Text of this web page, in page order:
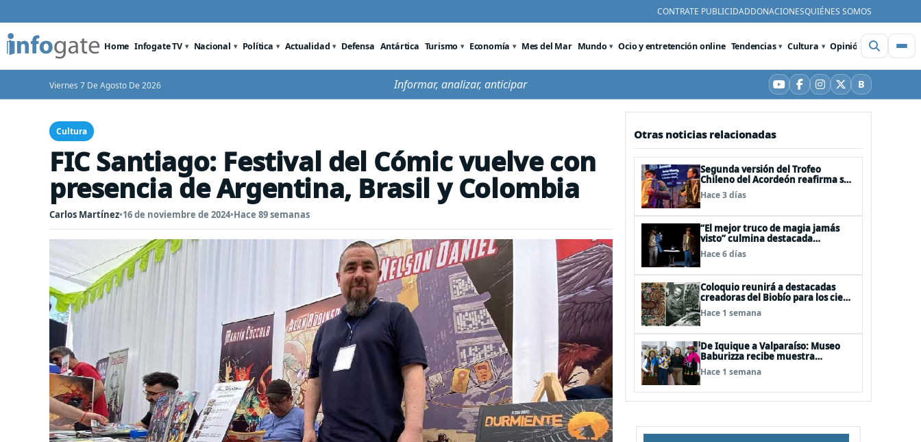
CONTRATE PUBLICIDADDONACIONESQUIÉNES SOMOS
Home Infogate TV Nacional Política Actualidad Defensa Antártica Turismo Economía Mes del Mar Mundo Ocio y entretención online Tendencias Cultura Opinión Videos
Viernes 7 De Agosto De 2026 Informar, analizar, anticipar YouTube
Facebook
Instagram
X BBluesky
Cultura
FIC Santiago: Festival del Cómic vuelve con
presencia de Argentina, Brasil y Colombia
Carlos Martínez•16 de noviembre de 2024•Hace 89 semanas
Otras noticias relacionadas
Segunda versión del Trofeo
Chileno del Acordeón reafirma su
apuesta por la profesionalización
del instrumento en Chile
Hace 3 días
“El mejor truco de magia jamás
visto” culmina destacada
participación en el Festival Off
Avignon 2026
Hace 6 días
Coloquio reunirá a destacadas
creadoras del Biobío para los cien
años del natalicio del artista textil
y artesano tomecino Héctor
Hace 1 semana
De Iquique a Valparaíso: Museo
Baburizza recibe muestra
multimedial "Las Cumbias que
escuchamos allá arriba"
Hace 1 semana